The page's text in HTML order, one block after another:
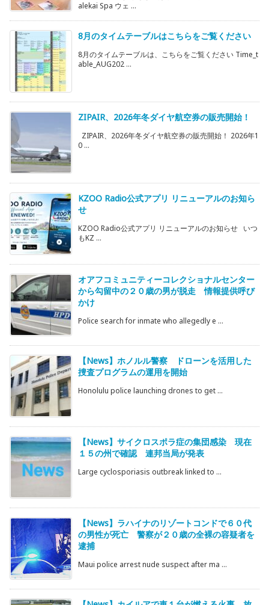
alekai Spa ウェ ...
8月のタイムテーブルはこちらをご覧ください
8月のタイムテーブルは、こちらをご覧ください Time_t
able_AUG202 ...
ZIPAIR、2026年冬ダイヤ航空券の販売開始！
ZIPAIR、2026年冬ダイヤ航空券の販売開始！ 2026年1
0 ...
KZOO Radio公式アプリ リニューアルのお知ら
せ
KZOO Radio公式アプリ リニューアルのお知らせ いつ
もKZ ...
オアフコミュニティーコレクショナルセンター
から勾留中の２０歳の男が脱走 情報提供呼び
かけ
Police search for inmate who allegedly e ...
【News】ホノルル警察 ドローンを活用した
捜査プログラムの運用を開始
Honolulu police launching drones to get ...
【News】サイクロスポラ症の集団感染 現在
１５の州で確認 連邦当局が発表
Large cyclosporiasis outbreak linked to ...
【News】ラハイナのリゾートコンドで６０代
の男性が死亡 警察が２０歳の全裸の容疑者を
逮捕
Maui police arrest nude suspect after ma ...